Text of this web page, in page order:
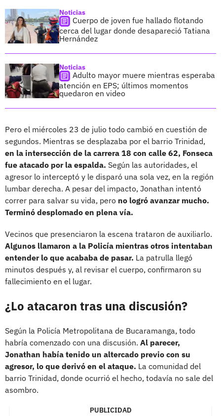
Noticias
Cuerpo de joven fue hallado flotando
cerca del lugar donde desapareció Tatiana
Hernández
Noticias
Adulto mayor muere mientras esperaba
atención en EPS; últimos momentos
quedaron en video
Pero el miércoles 23 de julio todo cambió en cuestión de
segundos. Mientras se desplazaba por el barrio Trinidad,
en la intersección de la carrera 18 con calle 62, Fonseca
fue atacado por la espalda. Según las autoridades, el
agresor lo interceptó y le disparó una sola vez, en la región
lumbar derecha. A pesar del impacto, Jonathan intentó
correr para salvar su vida, pero no logró avanzar mucho.
Terminó desplomado en plena vía.
Vecinos que presenciaron la escena trataron de auxiliarlo.
Algunos llamaron a la Policía mientras otros intentaban
entender lo que acababa de pasar. La patrulla llegó
minutos después y, al revisar el cuerpo, confirmaron su
fallecimiento en el lugar.
¿Lo atacaron tras una discusión?
Según la Policía Metropolitana de Bucaramanga, todo
habría comenzado con una discusión. Al parecer,
Jonathan había tenido un altercado previo con su
agresor, lo que derivó en el ataque. La comunidad del
barrio Trinidad, donde ocurrió el hecho, todavía no sale del
asombro.
PUBLICIDAD